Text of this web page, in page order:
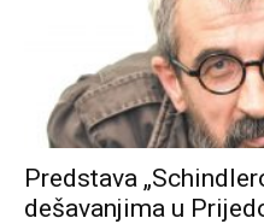
Predstava
dešavanjima u